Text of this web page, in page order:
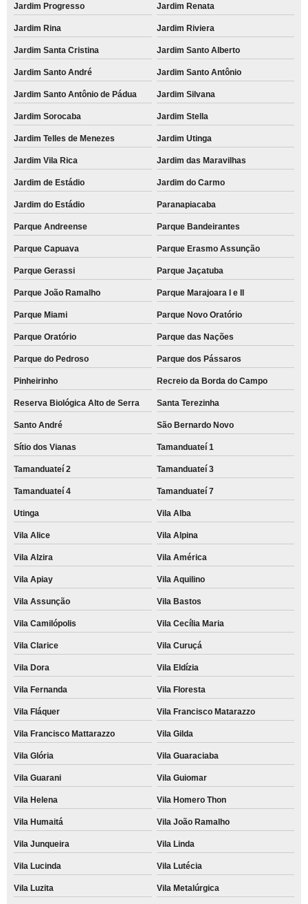
Jardim Progresso Jardim Renata
Jardim Rina Jardim Riviera
Jardim Santa Cristina Jardim Santo Alberto
Jardim Santo André Jardim Santo Antônio
Jardim Santo Antônio de Pádua Jardim Silvana
Jardim Sorocaba Jardim Stella
Jardim Telles de Menezes Jardim Utinga
Jardim Vila Rica Jardim das Maravilhas
Jardim de Estádio Jardim do Carmo
Jardim do Estádio Paranapiacaba
Parque Andreense Parque Bandeirantes
Parque Capuava Parque Erasmo Assunção
Parque Gerassi Parque Jaçatuba
Parque João Ramalho Parque Marajoara I e II
Parque Miami Parque Novo Oratório
Parque Oratório Parque das Nações
Parque do Pedroso Parque dos Pássaros
Pinheirinho Recreio da Borda do Campo
Reserva Biológica Alto de Serra Santa Terezinha
Santo André São Bernardo Novo
Sítio dos Vianas Tamanduateí 1
Tamanduateí 2 Tamanduateí 3
Tamanduateí 4 Tamanduateí 7
Utinga Vila Alba
Vila Alice Vila Alpina
Vila Alzira Vila América
Vila Apiay Vila Aquilino
Vila Assunção Vila Bastos
Vila Camilópolis Vila Cecília Maria
Vila Clarice Vila Curuçá
Vila Dora Vila Eldízia
Vila Fernanda Vila Floresta
Vila Fláquer Vila Francisco Matarazzo
Vila Francisco Mattarazzo Vila Gilda
Vila Glória Vila Guaraciaba
Vila Guarani Vila Guiomar
Vila Helena Vila Homero Thon
Vila Humaitá Vila João Ramalho
Vila Junqueira Vila Linda
Vila Lucinda Vila Lutécia
Vila Luzita Vila Metalúrgica